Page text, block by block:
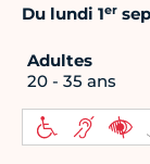
Du lundi 1er
Adultes
20 - 35 ans